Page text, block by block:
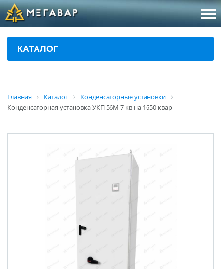
8
КАТАЛОГ
Главная Каталог
Конденсаторные установки
Конденсаторная установка УКП 56М 7 кв на 1650 квар